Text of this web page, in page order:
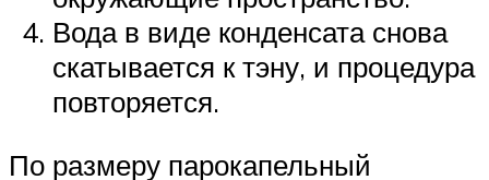
Вода в виде конденсата снова
скатывается к тэну, и процедура
повторяется.
По размеру парокапельный